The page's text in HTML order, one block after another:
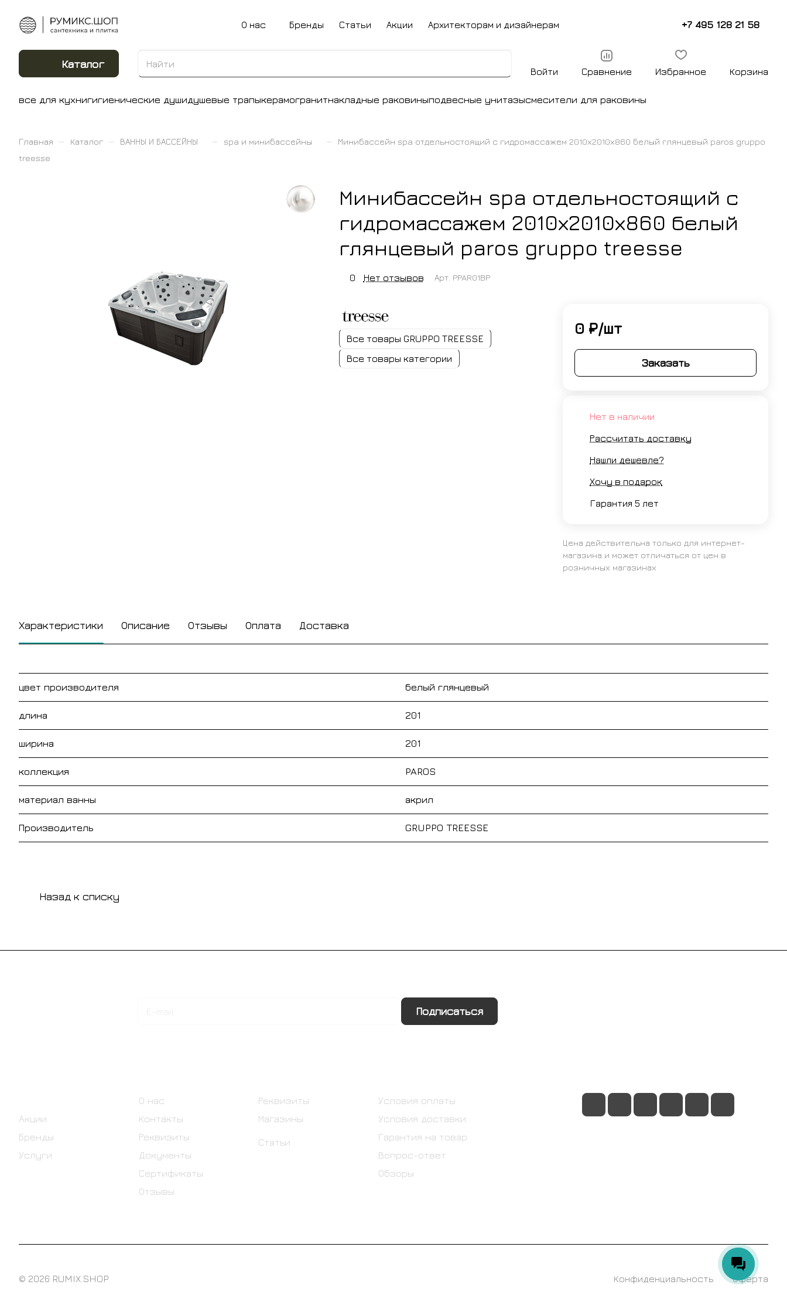
О нас Бренды Статьи Акции Архитекторам и дизайнерам +7 495 128 21 58
Каталог
Войти Сравнение Избранное Корзина
все для кухнигигиенические душидушевые трапыкерамогранитнакладные раковиныподвесные унитазысмесители для раковины
Главная – Каталог – ВАННЫ И БАССЕЙНЫ – spa и минибассейны –
Минибассейн spa отдельностоящий с гидромассажем 2010х2010х860 белый глянцевый paros gruppo
treesse
Минибассейн spa отдельностоящий с
гидромассажем 2010х2010х860 белый
глянцевый paros gruppo treesse
0 Нет отзывов Арт. PPAR01BP
Все товары GRUPPO TREESSE
Все товары категории
0 ₽/шт
Заказать
Нет в наличии
Рассчитать доставку
Нашли дешевле?
Хочу в подарок
Гарантия 5 лет
Цена действительна только для интернет-
магазина и может отличаться от цен в
розничных магазинах
Характеристики Описание Отзывы Оплата Доставка
цвет производителя белый глянцевый
длина 201
ширина 201
коллекция PAROS
материал ванны акрил
Производитель GRUPPO TREESSE
Назад к списку
Подписаться
Акции
Бренды
Услуги
О нас
Контакты
Реквизиты
Документы
Сертификаты
Отзывы
Реквизиты
Магазины
Статьи
Условия оплаты
Условия доставки
Гарантия на товар
Вопрос-ответ
Обзоры
© 2026 RUMIX.SHOP Конфиденциальность Оферта